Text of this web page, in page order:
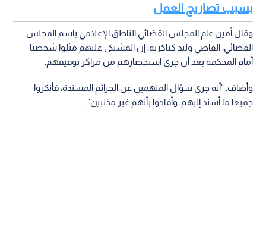
بسبب تصاريح العمل
وقال أمين عام المجلس القضائي الناطق الإعلامي باسم المجلس
القضائي، القاضي وليد كناكريه، إن المشتكى عليهم مثلوا شخصيا
أمام المحكمة بعد أن جرى استحضارهم من مراكز توقيفهم.
وأضاف: "أنه جرى سؤال المتهمين عن الجرائم المسندة، فأنكروا
جميعا ما أسند إليهم، وأفادوا بأنهم غير مذنبين".